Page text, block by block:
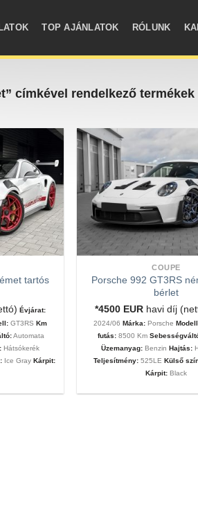
TOP AJÁNLATOK RÓLUNK
címkével rendelkező termékek
tartós
Évjárat:
GT3RSKm
Automata
Hátsókerék
Ice Gray Kárpit:
COUPE
Porsche 992 GT3RS
bérlet
*4500 EUR havi díj
2024/06 Márka:Porsche
futás: 8500 Km
Üzemanyag: BenzinHajtás:
Teljesítmény:525LE Külső
Kárpit:Black